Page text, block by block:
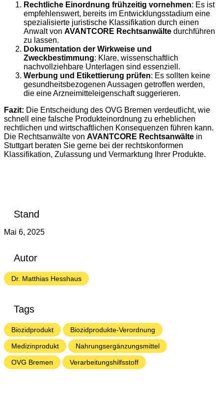
Rechtliche Einordnung frühzeitig vornehmen: Es ist
empfehlenswert, bereits im Entwicklungsstadium eine
spezialisierte juristische Klassifikation durch einen
Anwalt von AVANTCORE Rechtsanwälte durchführen
zu lassen.
Dokumentation der Wirkweise und
Zweckbestimmung: Klare, wissenschaftlich
nachvollziehbare Unterlagen sind essenziell.
Werbung und Etikettierung prüfen: Es sollten keine
gesundheitsbezogenen Aussagen getroffen werden,
die eine Arzneimitteleigenschaft suggerieren.
Fazit: Die Entscheidung des OVG Bremen verdeutlicht, wie
schnell eine falsche Produkteinordnung zu erheblichen
rechtlichen und wirtschaftlichen Konsequenzen führen kann.
Die Rechtsanwälte von AVANTCORE Rechtsanwälte in
Stuttgart beraten Sie gerne bei der rechtskonformen
Klassifikation, Zulassung und Vermarktung Ihrer Produkte.
Stand
Mai 6, 2025
Autor
Dr. Matthias Hesshaus
Tags
Biozidprodukt Biozidprodukte-Verordnung
Medizinprodukt Nahrungsergänzungsmittel
OVG Bremen Verarbeitungshilfsstoff